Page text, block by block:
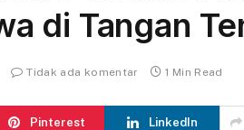
di Tangan
Tidak ada komentar 1 Min Read
Pinterest LinkedIn